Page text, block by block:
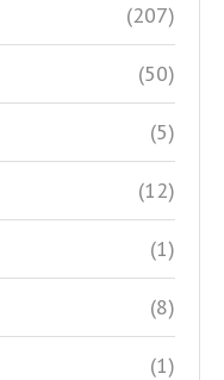
(207)
(50)
(5)
(12)
(1)
(8)
(1)